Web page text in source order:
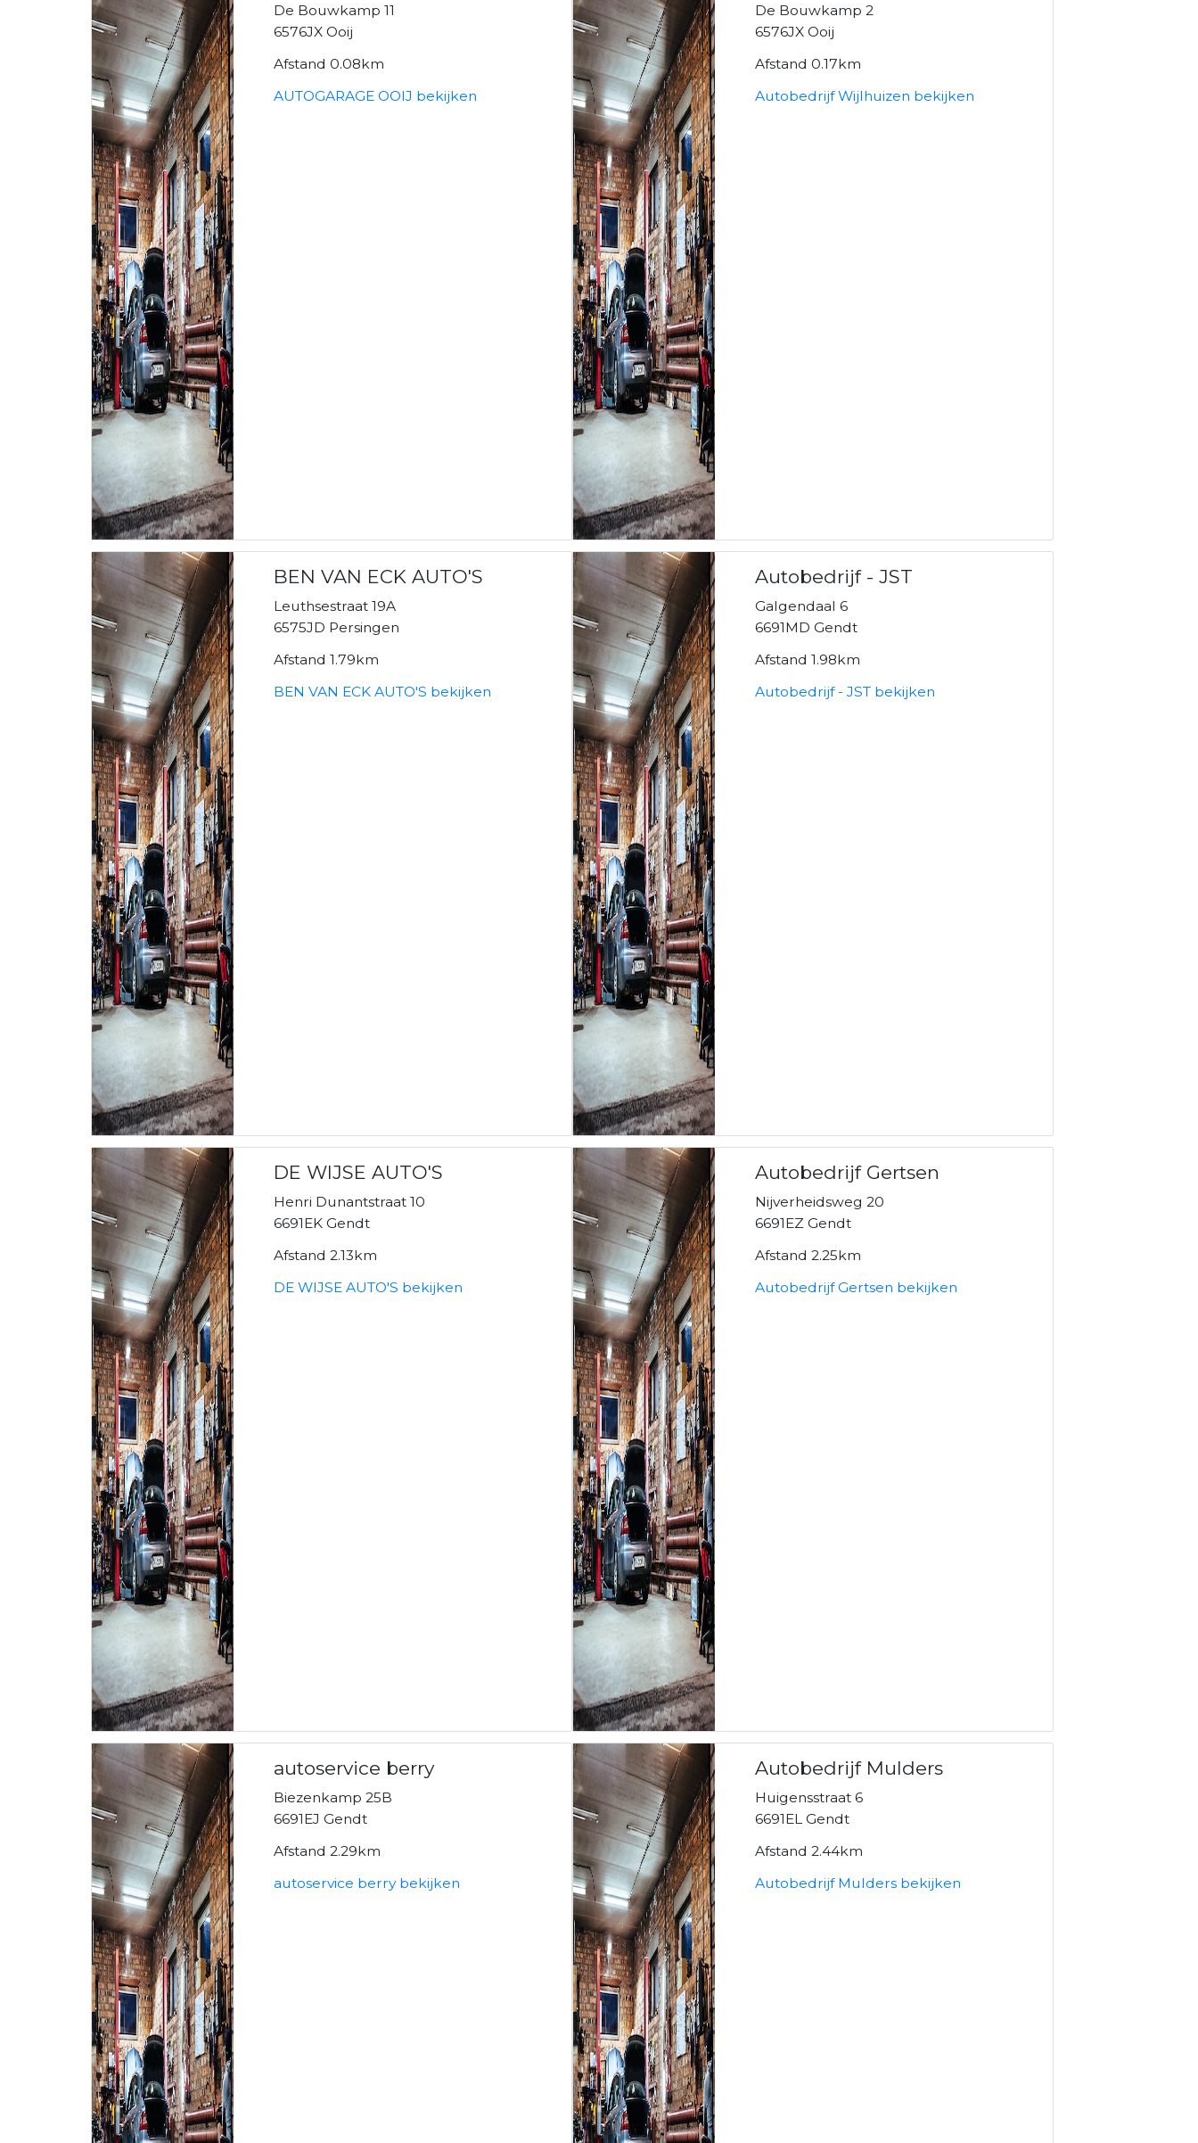
De Bouwkamp 11
6576JX Ooij
Afstand 0.08km
AUTOGARAGE OOIJ bekijken
De Bouwkamp 2
6576JX Ooij
Afstand 0.17km
Autobedrijf Wijlhuizen bekijken
BEN VAN ECK AUTO'S
Leuthsestraat 19A
6575JD Persingen
Afstand 1.79km
BEN VAN ECK AUTO'S bekijken
Autobedrijf - JST
Galgendaal 6
6691MD Gendt
Afstand 1.98km
Autobedrijf - JST bekijken
DE WIJSE AUTO'S
Henri Dunantstraat 10
6691EK Gendt
Afstand 2.13km
DE WIJSE AUTO'S bekijken
Autobedrijf Gertsen
Nijverheidsweg 20
6691EZ Gendt
Afstand 2.25km
Autobedrijf Gertsen bekijken
autoservice berry
Biezenkamp 25B
6691EJ Gendt
Afstand 2.29km
autoservice berry bekijken
Autobedrijf Mulders
Huigensstraat 6
6691EL Gendt
Afstand 2.44km
Autobedrijf Mulders bekijken